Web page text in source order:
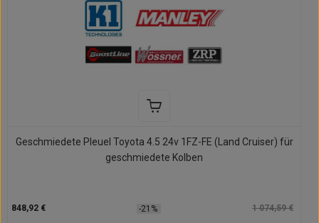
Geschmiedete Pleuel Toyota 4.5 24v 1FZ-FE (Land Cruiser) für
geschmiedete Kolben
848,92 € -21% 1 074,59 €